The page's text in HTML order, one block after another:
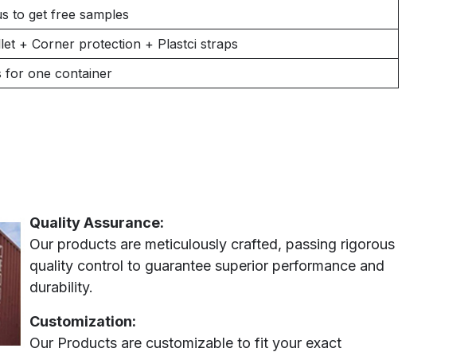
to get free samples
+ Corner protection + Plastci straps
for one container
Quality Assurance:
Our products are meticulously crafted, passing rigorous
quality control to guarantee superior performance and
durability.
Customization:
Our Products are customizable to fit your exact